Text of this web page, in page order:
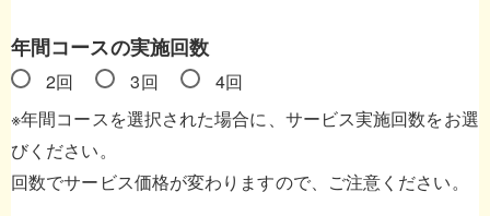
年間コースの実施回数
2回 3回
4回
※年間コースを選択された場合に、サービス実施回数をお選
びください。
回数でサービス価格が変わりますので、ご注意ください。